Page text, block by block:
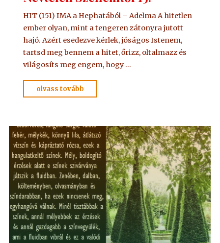
HIT (151) IMA a Hephatából – Adelma A hitetlen
ember olyan, mint a tengeren zátonyra jutott
hajó. Azért esedezve kérlek, jóságos Istenem,
tartsd meg bennem a hitet, őrizz, oltalmazz és
világosíts meg engem, hogy …
olvass tovább
Adelmától,
a
Névtelen
Szellemtől
15."